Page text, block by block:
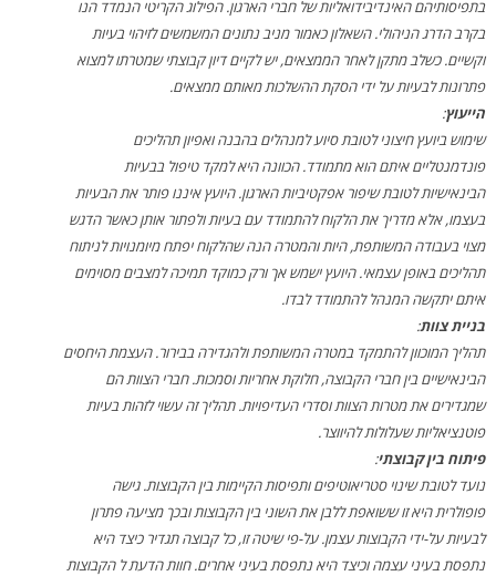
בתפיסותיהם האינדיבידואליות של חברי הארגון. הפילוג הקריטי הנמדד הנו
בקרב הדרג הניהולי. השאלון כאמור מניב נתונים המשמשים לזיהוי בעיות
וקשיים. כשלב מתקן לאחר הממצאים, יש לקיים דיון קבוצתי שמטרתו למצוא
פתרונות לבעיות על ידי הסקת ההשלכות מאותם ממצאים.
הייעוץ:
שימוש ביועץ חיצוני לטובת סיוע למנהלים בהבנה ואפיון תהליכים
פונדמנטליים איתם הוא מתמודד. הכוונה היא למקד טיפול בבעיות
הבינאישיות לטובת שיפור אפקטיביות הארגון. היועץ איננו פותר את הבעיות
בעצמו, אלא מדריך את הלקוח להתמודד עם בעיות ולפתור אותן כאשר הדגש
מצוי בעבודה המשותפת, היות והמטרה הנה שהלקוח יפתח מיומנויות לניתוח
תהליכים באופן עצמאי. היועץ ישמש אך ורק כמוקד תמיכה למצבים מסוימים
איתם יתקשה המנהל להתמודד לבדו.
בניית צוות:
תהליך המוכוון להתמקד במטרה המשותפת ולהגדירה בבירור. העצמת היחסים
הבינאישיים בין חברי הקבוצה, חלוקת אחריות וסמכות. חברי הצוות הם
שמגדירים את מטרות הצוות וסדרי העדיפויות. תהליך זה עשוי לזהות בעיות
פוטנציאליות שעלולות להיווצר.
פיתוח בין קבוצתי:
נועד לטובת שינוי סטריאוטיפים ותפיסות הקיימות בין הקבוצות. גישה
פופולרית היא זו ששואפת ללבן את השוני בין הקבוצות ובכך מציעה פתרון
לבעיות על-ידי הקבוצות עצמן. על-פי שיטה זו, כל קבוצה תגדיר כיצד היא
נתפסת בעיני עצמה וכיצד היא נתפסת בעיני אחרים. חוות הדעת ל הקבוצות